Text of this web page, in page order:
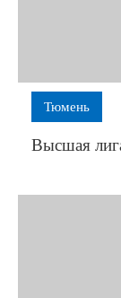
Тюмень
Высшая